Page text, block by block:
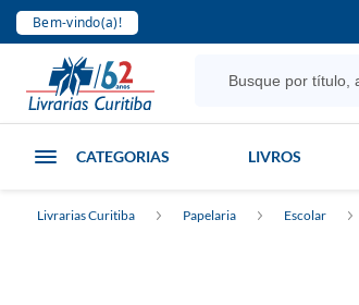
Bem-vindo(a)!
CATEGORIAS LIVROS
Livrarias Curitiba Papelaria Escolar